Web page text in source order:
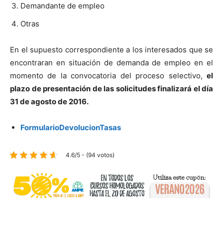
Demandante de empleo
Otras
En el supuesto correspondiente a los interesados que se
encontraran en situación de demanda de empleo en el
momento de la convocatoria del proceso selectivo, el
plazo de presentación de las solicitudes finalizará el día
31 de agosto de 2016.
FormularioDevolucionTasas
4.6/5 - (94 votos)